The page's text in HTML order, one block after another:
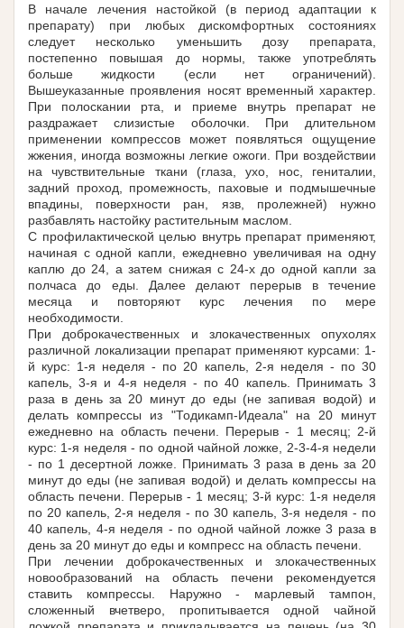
В начале лечения настойкой (в период адаптации к
препарату) при любых дискомфортных состояниях
следует несколько уменьшить дозу препарата,
постепенно повышая до нормы, также употреблять
больше жидкости (если нет ограничений).
Вышеуказанные проявления носят временный характер.
При полоскании рта, и приеме внутрь препарат не
раздражает слизистые оболочки. При длительном
применении компрессов может появляться ощущение
жжения, иногда возможны легкие ожоги. При воздействии
на чувствительные ткани (глаза, ухо, нос, гениталии,
задний проход, промежность, паховые и подмышечные
впадины, поверхности ран, язв, пролежней) нужно
разбавлять настойку растительным маслом.
С профилактической целью внутрь препарат применяют,
начиная с одной капли, ежедневно увеличивая на одну
каплю до 24, а затем снижая с 24-х до одной капли за
полчаса до еды. Далее делают перерыв в течение
месяца и повторяют курс лечения по мере
необходимости.
При доброкачественных и злокачественных опухолях
различной локализации препарат применяют курсами: 1-
й курс: 1-я неделя - по 20 капель, 2-я неделя - по 30
капель, 3-я и 4-я неделя - по 40 капель. Принимать 3
раза в день за 20 минут до еды (не запивая водой) и
делать компрессы из "Тодикамп-Идеала" на 20 минут
ежедневно на область печени. Перерыв - 1 месяц; 2-й
курс: 1-я неделя - по одной чайной ложке, 2-3-4-я недели
- по 1 десертной ложке. Принимать 3 раза в день за 20
минут до еды (не запивая водой) и делать компрессы на
область печени. Перерыв - 1 месяц; 3-й курс: 1-я неделя
по 20 капель, 2-я неделя - по 30 капель, 3-я неделя - по
40 капель, 4-я неделя - по одной чайной ложке 3 раза в
день за 20 минут до еды и компресс на область печени.
При лечении доброкачественных и злокачественных
новообразований на область печени рекомендуется
ставить компрессы. Наружно - марлевый тампон,
сложенный вчетверо, пропитывается одной чайной